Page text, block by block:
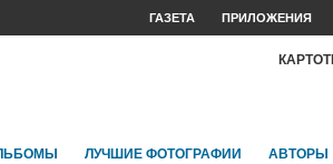
ГАЗЕТА ПРИЛОЖЕНИЯ
ЛУЧШИЕ ФОТОГРАФИИ АВТОРЫ